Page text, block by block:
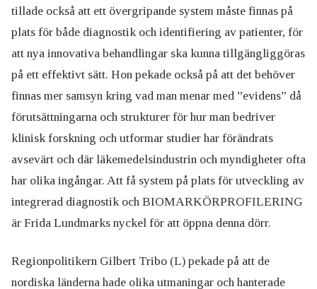
tillade också att ett övergripande system måste finnas på
plats för både diagnostik och identifiering av patienter, för
att nya innovativa behandlingar ska kunna tillgängliggöras
på ett effektivt sätt. Hon pekade också på att det behöver
finnas mer samsyn kring vad man menar med ”evidens” då
förutsättningarna och strukturer för hur man bedriver
klinisk forskning och utformar studier har förändrats
avsevärt och där läkemedelsindustrin och myndigheter ofta
har olika ingångar. Att få system på plats för utveckling av
integrerad diagnostik och BIOMARKÖRPROFILERING
är Frida Lundmarks nyckel för att öppna denna dörr.
Regionpolitikern Gilbert Tribo (L) pekade på att de
nordiska länderna hade olika utmaningar och hanterade